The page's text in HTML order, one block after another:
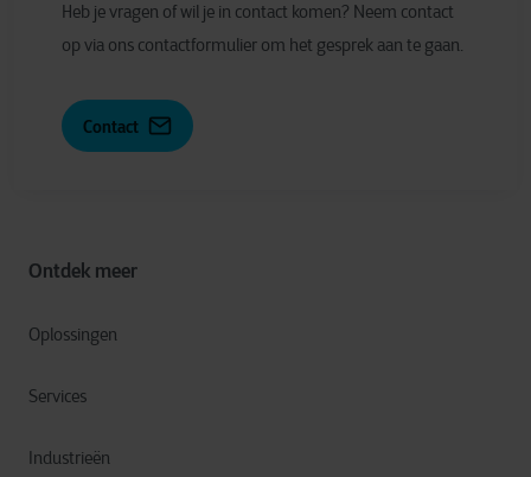
Ontdek meer
Oplossingen
Services
Industrieën
Heb je vragen of wil je in contact komen? Neem contact
op via ons contactformulier om het gesprek aan te gaan.
Contact